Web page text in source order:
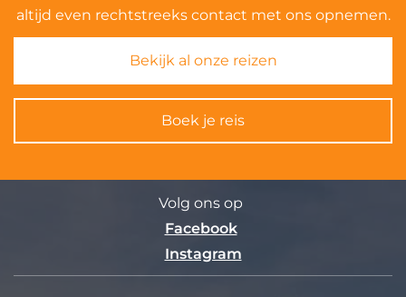
altijd even rechtstreeks contact met ons opnemen.
Bekijk al onze reizen
Boek je reis
Volg ons op
Facebook
Instagram